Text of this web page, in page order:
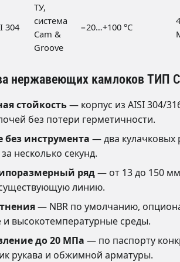
304
ТУ,
система
Cam &
Groove
−20…+100 °C
нержавеющих камлоков ТИП C
стойкость— корпус из AISI 304/
без потери герметичности.
без инструмента — два кулачковых
несколько секунд.
ряд— от 13 до 150
линию.
— NBR по умолчанию,
и высокотемпературные среды.
до 20 МПа — по паспорту
рукава и обжимной арматуры.